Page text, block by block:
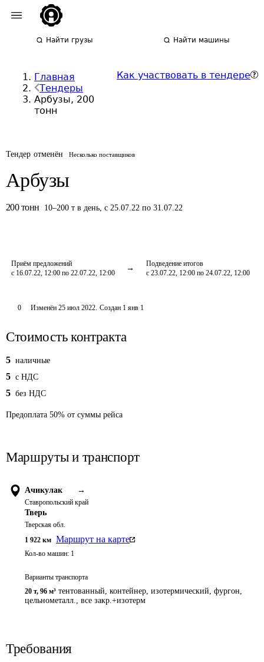
Найти грузы Найти машины
Главная
Тендеры
Арбузы, 200
тонн
Как участвовать в тендере
Тендер отменён Несколько поставщиков
Арбузы
200 тонн 10–200 т в день, с 25.07.22 по 31.07.22
Приём предложений
с 16.07.22, 12:00 по 22.07.22, 12:00
Подведение итогов
с 23.07.22, 12:00 по 24.07.22, 12:00
0 Изменён 25 июл 2022. Создан 1 янв 1
Стоимость контракта
5 наличные
5 c НДС
5 без НДС
Предоплата 50% от суммы рейса
Маршруты и транспорт
Ачикулак →
Ставропольский край
Тверь
Тверская обл.
1 922 км Маршрут на карте
Кол-во машин: 1
Варианты транспорта
20 т, 96 м³ тентованный, контейнер, изотермический, фургон,
цельнометалл., все закр.+изотерм
Требования